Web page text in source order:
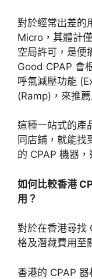
對於經常出差的
Micro，其體計
空局許可，是便
Good CPAP 會
呼氣減壓功能
(Ramp)，來推
這種一站式的產
同店鋪，就能找
的 CPAP 機器
如何比較香港
用？
對於在香港尋找
格及潛藏費用至
香港的 CPAP